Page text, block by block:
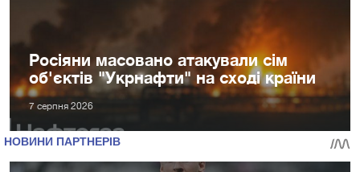
Росіяни масовано атакували сім
об'єктів "Укрнафти" на сході країни
7 серпня 2026